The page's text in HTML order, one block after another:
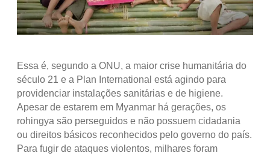
Essa é, segundo a ONU, a maior crise humanitária do
século 21 e a Plan International está agindo para
providenciar instalações sanitárias e de higiene.
Apesar de estarem em Myanmar há gerações, os
rohingya são perseguidos e não possuem cidadania
ou direitos básicos reconhecidos pelo governo do país.
Para fugir de ataques violentos, milhares foram